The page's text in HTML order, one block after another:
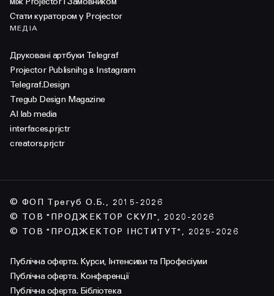
Стати куратором у Projector
МЕДІА
Друковані артбуки Telegraf
Projector Publisnihg в Instagram
Telegraf.Design
Tregub Design Magazine
AI lab media
interfaces.prjctr
creators.prjctr
© ФОП Трегуб О.Б., 2015-2026
© ТОВ "ПРОДЖЕКТОР СКУЛ", 2020-2026
© ТОВ "ПРОДЖЕКТОР ІНСТИТУТ", 2025-2026
Публічна оферта. Курси, Інтенсиви та Професіуми
Публічна оферта. Конференції
Публічна оферта. Бібліотека